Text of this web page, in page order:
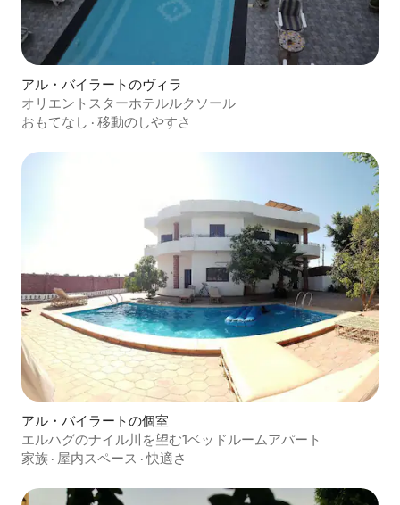
アル・バイラートのヴィラ
オリエントスターホテルルクソール
おもてなし · 移動のしやすさ
アル・バイラートの個室
エルハグのナイル川を望む1ベッドルームアパート
家族 · 屋内スペース ·快適さ